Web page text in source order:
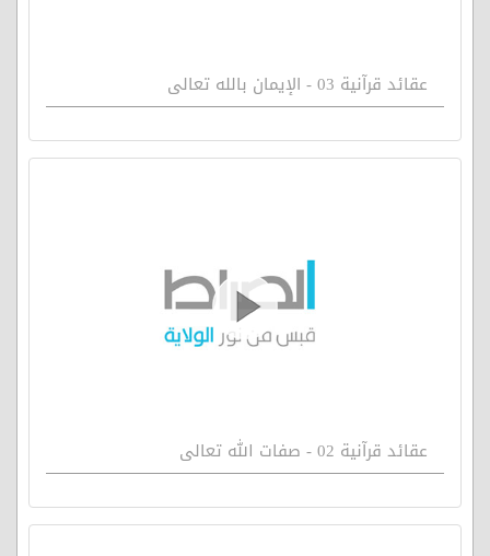
عقائد قرآنية 03 - الإيمان بالله تعالى
عقائد قرآنية 02 - صفات الله تعالى